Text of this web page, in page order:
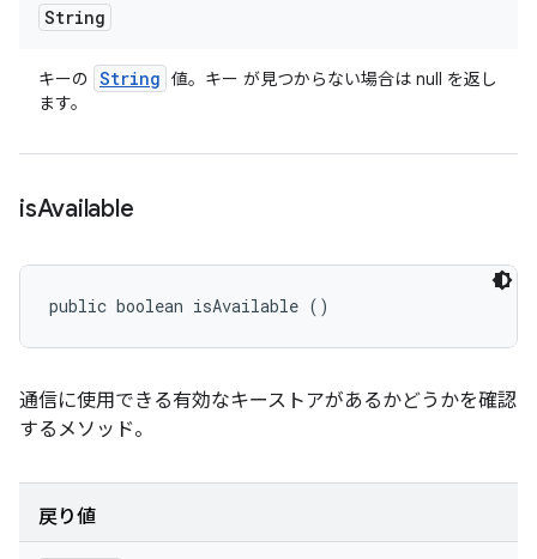
String
キーの String 値。キー が見つからない場合は null を返し
ます。
isAvailable
public boolean isAvailable ()
通信に使用できる有効なキーストアがあるかどうかを確認
するメソッド。
戻り値